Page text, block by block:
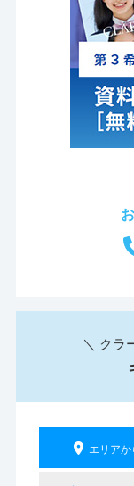
＼ クラ
エリアか